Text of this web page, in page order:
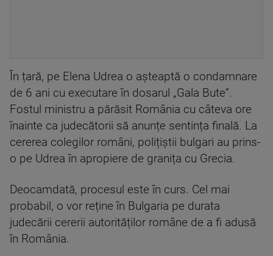
În țară, pe Elena Udrea o așteaptă o condamnare
de 6 ani cu executare în dosarul „Gala Bute”.
Fostul ministru a părăsit România cu câteva ore
înainte ca judecătorii să anunțe sentința finală. La
cererea colegilor români, polițiștii bulgari au prins-
o pe Udrea în apropiere de granița cu Grecia.
Deocamdată, procesul este în curs. Cel mai
probabil, o vor reține în Bulgaria pe durata
judecării cererii autorităților române de a fi adusă
în România.